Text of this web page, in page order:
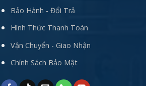
Bảo Hành - Đổi Trả
Hình Thức Thanh Toán
Vận Chuyển - Giao Nhận
Chính Sách Bảo Mật